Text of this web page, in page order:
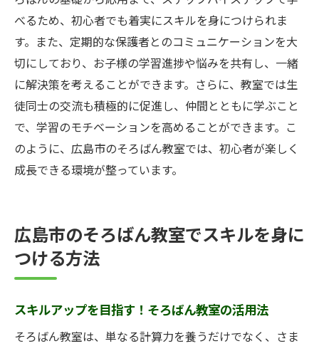
べるため、初心者でも着実にスキルを身につけられま
す。また、定期的な保護者とのコミュニケーションを大
切にしており、お子様の学習進捗や悩みを共有し、一緒
に解決策を考えることができます。さらに、教室では生
徒同士の交流も積極的に促進し、仲間とともに学ぶこと
で、学習のモチベーションを高めることができます。こ
のように、広島市のそろばん教室では、初心者が楽しく
成長できる環境が整っています。
広島市のそろばん教室でスキルを身に
つける方法
スキルアップを目指す！そろばん教室の活用法
そろばん教室は、単なる計算力を養うだけでなく、さま